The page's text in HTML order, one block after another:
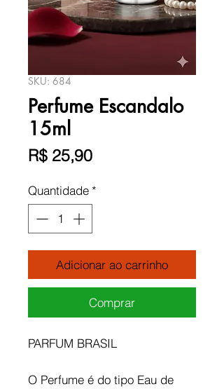
SKU: 684
Perfume Escandalo
15ml
R$ 25,90Preço
Quantidade *
Adicionar ao carrinho
Comprar
PARFUM BRASIL
O Perfume é do tipo Eau de